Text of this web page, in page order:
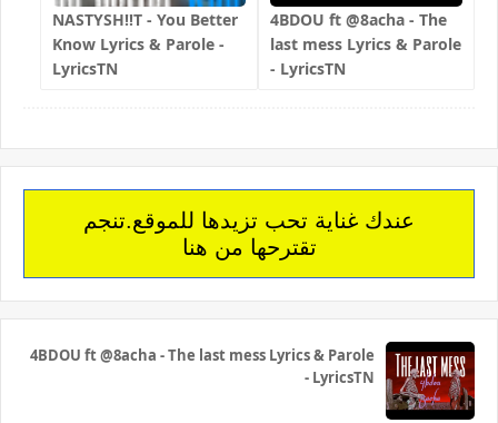
NASTYSH!!T - You Better
Know Lyrics & Parole -
LyricsTN
4BDOU ft ‪@8acha‬ - The
last mess Lyrics & Parole
- LyricsTN
عندك غناية تحب تزيدها للموقع.تنجم
تقترحها من هنا
4BDOU ft ‪@8acha‬ - The last mess Lyrics & Parole
- LyricsTN